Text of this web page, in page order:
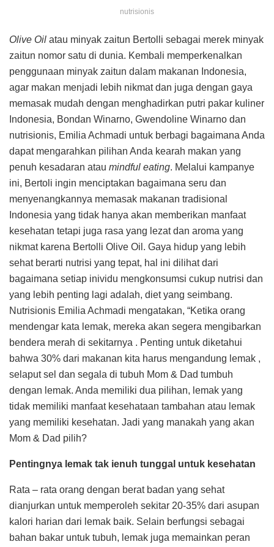
nutrisionis
Olive Oil atau minyak zaitun Bertolli sebagai merek minyak
zaitun nomor satu di dunia. Kembali memperkenalkan
penggunaan minyak zaitun dalam makanan Indonesia,
agar makan menjadi lebih nikmat dan juga dengan gaya
memasak mudah dengan menghadirkan putri pakar kuliner
Indonesia, Bondan Winarno, Gwendoline Winarno dan
nutrisionis, Emilia Achmadi untuk berbagi bagaimana Anda
dapat mengarahkan pilihan Anda kearah makan yang
penuh kesadaran atau mindful eating. Melalui kampanye
ini, Bertoli ingin menciptakan bagaimana seru dan
menyenangkannya memasak makanan tradisional
Indonesia yang tidak hanya akan memberikan manfaat
kesehatan tetapi juga rasa yang lezat dan aroma yang
nikmat karena Bertolli Olive Oil. Gaya hidup yang lebih
sehat berarti nutrisi yang tepat, hal ini dilihat dari
bagaimana setiap inividu mengkonsumsi cukup nutrisi dan
yang lebih penting lagi adalah, diet yang seimbang.
Nutrisionis Emilia Achmadi mengatakan, “Ketika orang
mendengar kata lemak, mereka akan segera mengibarkan
bendera merah di sekitarnya . Penting untuk diketahui
bahwa 30% dari makanan kita harus mengandung lemak ,
selaput sel dan segala di tubuh Mom & Dad tumbuh
dengan lemak. Anda memiliki dua pilihan, lemak yang
tidak memiliki manfaat kesehataan tambahan atau lemak
yang memiliki kesehatan. Jadi yang manakah yang akan
Mom & Dad pilih?
Pentingnya lemak tak ienuh tunggal untuk kesehatan
Rata – rata orang dengan berat badan yang sehat
dianjurkan untuk memperoleh sekitar 20-35% dari asupan
kalori harian dari lemak baik. Selain berfungsi sebagai
bahan bakar untuk tubuh, lemak juga memainkan peran